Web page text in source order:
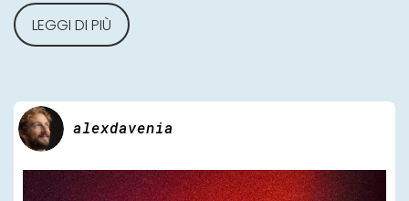
LEGGI DI PIÙ
alexdavenia